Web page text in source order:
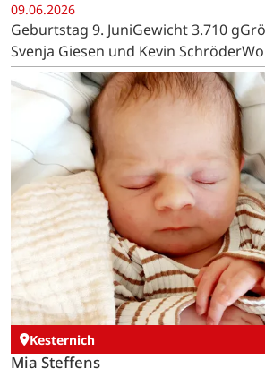
09.06.2026
Geburtstag 9. JuniGewicht 3.710
Svenja Giesen und Kevin
Kesternich
Mia Steffens